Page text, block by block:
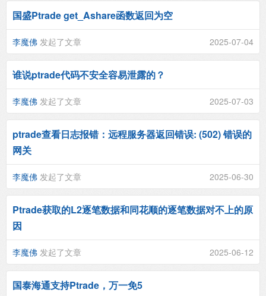
国盛Ptrade get_Ashare函数返回为空
李魔佛 发起了文章 2025-07-04
谁说ptrade代码不安全容易泄露的？
李魔佛 发起了文章 2025-07-03
ptrade查看日志报错：远程服务器返回错误: (502) 错误的
网关
李魔佛 发起了文章 2025-06-30
Ptrade获取的L2逐笔数据和同花顺的逐笔数据对不上的原
因
李魔佛 发起了文章 2025-06-12
国泰海通支持Ptrade，万一免5